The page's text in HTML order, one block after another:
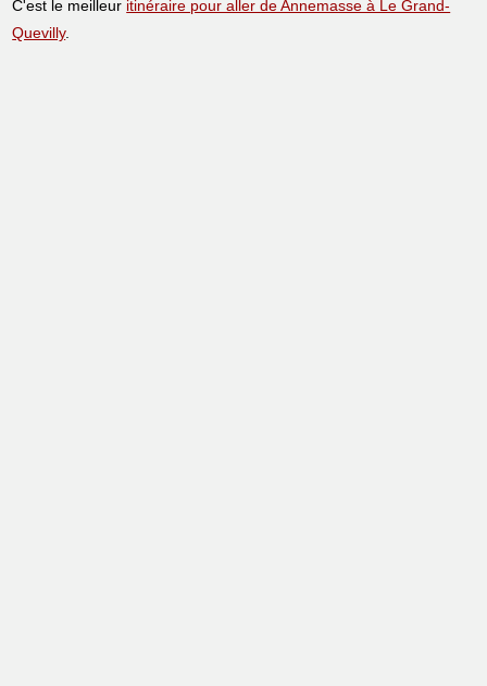
C'est le meilleur itinéraire pour aller de Annemasse à Le Grand-
Quevilly.